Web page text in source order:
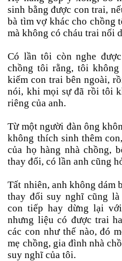
sinh bằng được con trai,
bà tìm vợ khác cho chồng
mà không có cháu trai nối
Có lần tôi còn nghe
chồng tôi rằng, tôi
kiếm con trai bên ngoài,
nói, khi mọi sự đã rồi tôi
riêng của anh.
Từ một người đàn ông
không thích sinh thêm
của họ hàng nhà chồng,
thay đổi, có lần anh cũng
Tất nhiên, anh không dám
thay đổi suy nghĩ cũng
con tiếp hay dừng lại
nhưng liệu có được trai
các con như thế nào, đó
mẹ chồng, gia đình nhà
suy nghĩ của tôi.